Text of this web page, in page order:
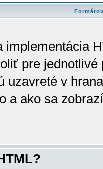
implementácia
pre
uzavreté v
a ako sa